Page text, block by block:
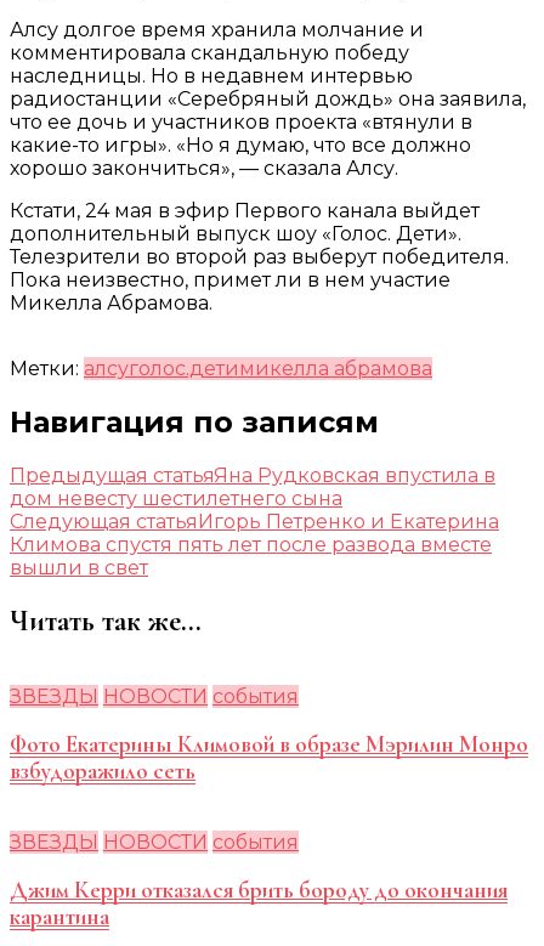
Алсу долгое время хранила молчание и
комментировала скандальную победу
наследницы. Но в недавнем интервью
радиостанции «Серебряный дождь» она заявила,
что ее дочь и участников проекта «втянули в
какие-то игры». «Но я думаю, что все должно
хорошо закончиться», — сказала Алсу.
Кстати, 24 мая в эфир Первого канала выйдет
дополнительный выпуск шоу «Голос. Дети».
Телезрители во второй раз выберут победителя.
Пока неизвестно, примет ли в нем участие
Микелла Абрамова.
Метки: алсуголос.дети микелла абрамова
Навигация по записям
Предыдущая статьяЯна Рудковская впустила в
дом невесту шестилетнего сына
Следующая статьяИгорь Петренко и Екатерина
Климова спустя пять лет после развода вместе
вышли в свет
Читать так же...
ЗВЕЗДЫ НОВОСТИ события
Фото Екатерины Климовой в образе Мэрилин Монро
взбудоражило сеть
ЗВЕЗДЫ НОВОСТИ события
Джим Керри отказался брить бороду до окончания
карантина